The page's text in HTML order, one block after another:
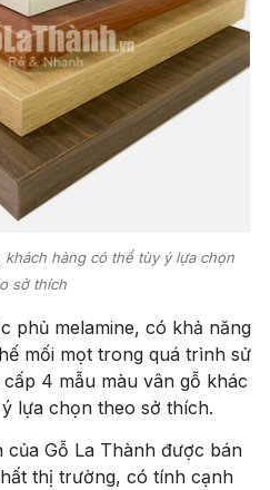
khách hàng có thể tùy ý lựa chọn
sở thích
phủ melamine, có khả năng
mối mọt trong quá trình sử
4 mẫu màu vân gỗ khác
lựa chọn theo sở thích.
của Gỗ La Thành được bán
thị trường, có tính cạnh